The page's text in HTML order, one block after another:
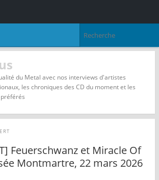
du Metal avec nos interviews d'artistes
les chroniques des CD du moment et les
Feuerschwanz et Miracle Of
Montmartre, 22 mars 2026